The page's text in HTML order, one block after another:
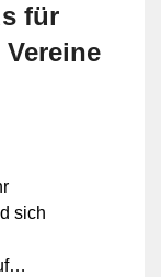
für
sich